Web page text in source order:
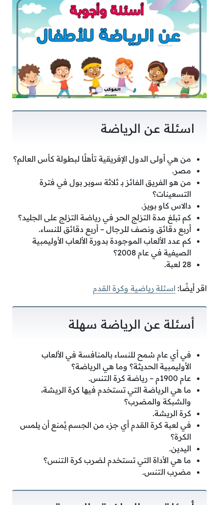
اسئلة عن الرياضة
من هي أولى الدول الإفريقية تأهلًا لبطولة كأس العالم؟
مصر.
من هو الفريق الفائز بـ ثلاثة سوبر بول في فترة
التسعينات؟
دالاس كاو بويز.
كم تبلغ مدة التزلج الحر في رياضة التزلج على الجليد؟
أربع دقائق ونصف للرجال – أربع دقائق للنساء.
كم عدد الألعاب الموجودة بدورة الألعاب الأوليمبية
الصيفية في عام 2008؟
28 لعبة.
اقر أيضًا: اسئلة رياضية وكرة القدم
أسئلة عن الرياضة سهلة
في أي عام سُمح للنساء بالمنافسة في الألعاب
الأوليمبية الحديثة؟ وما هي الرياضة؟
عام 1900م – رياضة كرة التنس.
ما هي الرياضة التي تستخدم فيها كرة الريشة،
والشبكة والمضرب؟
كرة الريشة.
في لعبة كرة القدم أي جزء من الجسم يُمنع أن يلمس
الكرة؟
اليدين.
ما هي الأداة التي تستخدم لضرب كرة التنس؟
مضرب التنس.